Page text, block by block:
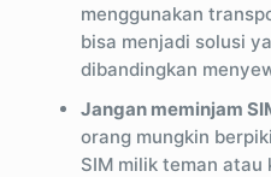
menggunakan
bisa menjadi solusi
dibandingkan
Jangan meminjam
orang mungkin
SIM milik teman atau